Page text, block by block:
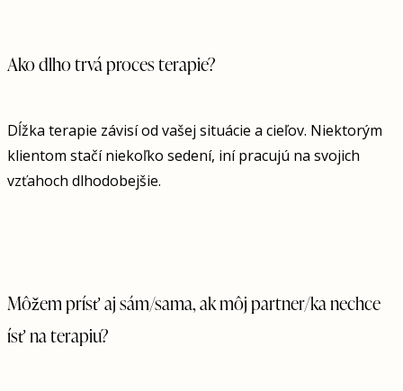
Ako dlho trvá proces terapie?
Dĺžka terapie závisí od vašej situácie a cieľov. Niektorým
klientom stačí niekoľko sedení, iní pracujú na svojich
vzťahoch dlhodobejšie.
Môžem prísť aj sám/sama, ak môj partner/ka nechce
ísť na terapiu?